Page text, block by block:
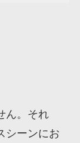
ん。それ
シーンにお